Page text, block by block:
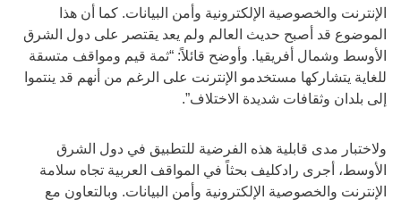
الإنترنت والخصوصية الإلكترونية وأمن البيانات. كما أن هذا
الموضوع قد أصبح حديث العالم ولم يعد يقتصر على دول الشرق
الأوسط وشمال أفريقيا. وأوضح قائلاً: “ثمة قيم ومواقف متسقة
للغاية يتشاركها مستخدمو الإنترنت على الرغم من أنهم قد ينتموا
إلى بلدان وثقافات شديدة الاختلاف”.
ولاختبار مدى قابلية هذه الفرضية للتطبيق في دول الشرق
الأوسط، أجرى رادكليف بحثاً في المواقف العربية تجاه سلامة
الإنترنت والخصوصية الإلكترونية وأمن البيانات. وبالتعاون مع